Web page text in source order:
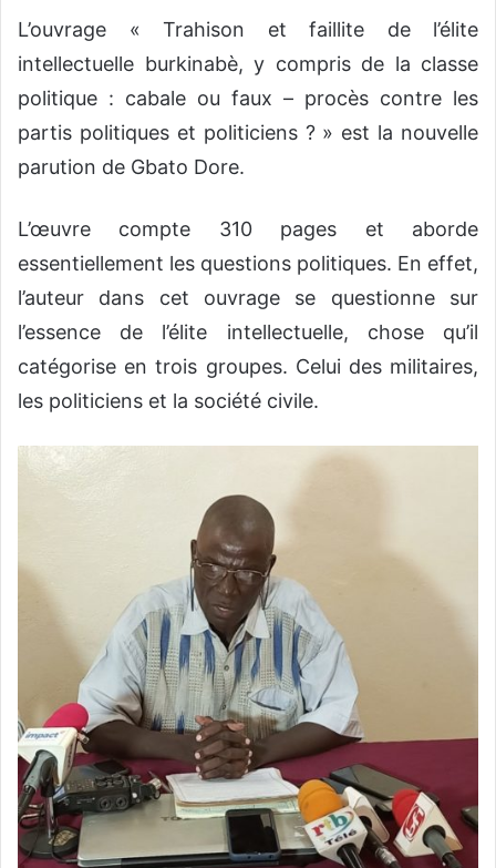
L’ouvrage « Trahison et faillite de l’élite
intellectuelle burkinabè, y compris de la classe
politique : cabale ou faux – procès contre les
partis politiques et politiciens ? » est la nouvelle
parution de Gbato Dore.
L’œuvre compte 310 pages et aborde
essentiellement les questions politiques. En effet,
l’auteur dans cet ouvrage se questionne sur
l’essence de l’élite intellectuelle, chose qu’il
catégorise en trois groupes. Celui des militaires,
les politiciens et la société civile.